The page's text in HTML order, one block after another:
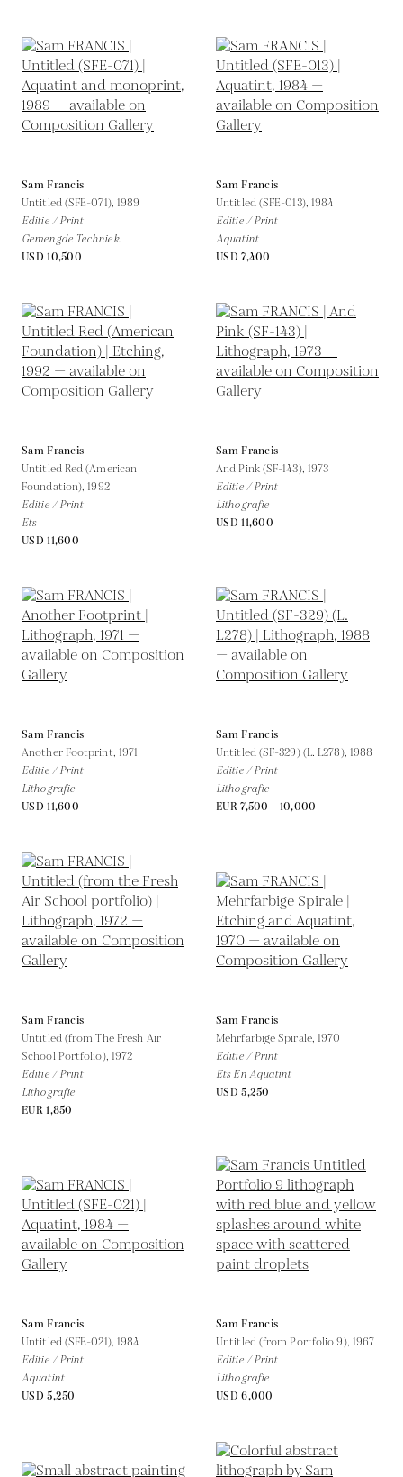
Sam Francis
Untitled (SFE-071), 1989
Editie / Print
Gemengde Techniek.
USD 10,500
Sam Francis
Untitled (SFE-013), 1984
Editie / Print
Aquatint
USD 7,400
Sam Francis
Untitled Red (American
Foundation),1992
Editie / Print
Ets
USD 11,600
Sam Francis
And Pink (SF-143), 1973
Editie / Print
Lithografie
USD 11,600
Sam Francis
Another Footprint, 1971
Editie / Print
Lithografie
USD 11,600
Sam Francis
Untitled (SF-329) (L. L278), 1988
Editie / Print
Lithografie
EUR 7,500 - 10,000
Sam Francis
Untitled (from The Fresh Air
School Portfolio), 1972
Editie / Print
Lithografie
EUR 1,850
Sam Francis
Mehrfarbige Spirale,1970
Editie / Print
Ets En Aquatint
USD 5,250
Sam Francis
Untitled (SFE-021), 1984
Editie / Print
Aquatint
USD 5,250
Sam Francis
Untitled (from Portfolio 9), 1967
Editie / Print
Lithografie
USD 6,000